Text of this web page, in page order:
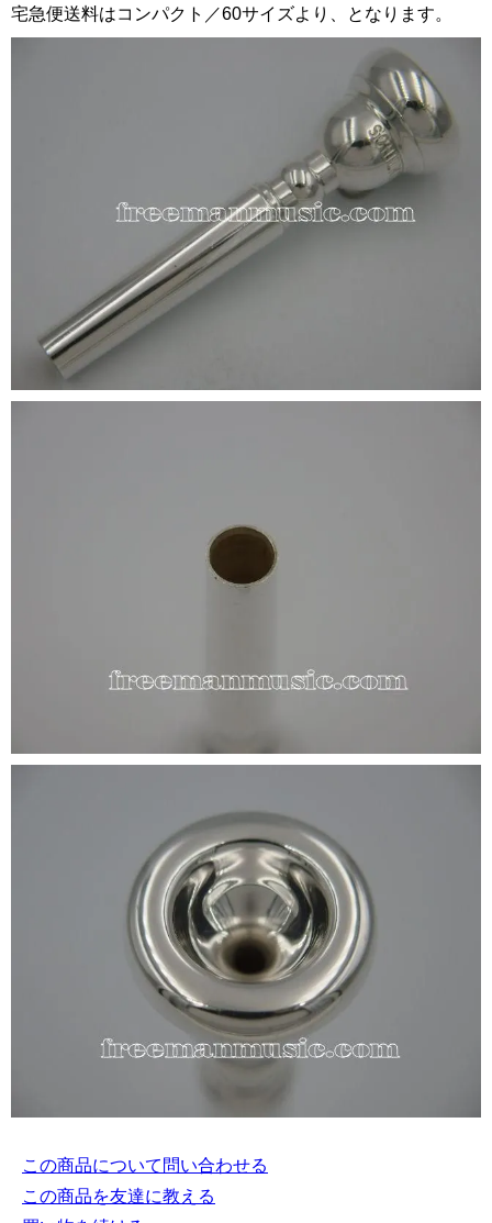
宅急便送料はコンパクト／60サイズより、となります。
この商品について問い合わせる
この商品を友達に教える